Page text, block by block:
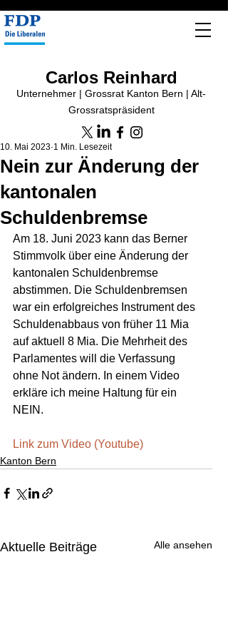
Carlos Reinhard
Unternehmer | Grossrat Kanton Bern | Alt-
Grossratspräsident
Nein zur Änderung der
kantonalen
Schuldenbremse
10. Mai 2023 1 Min. Lesezeit
Am 18. Juni 2023 kann das Berner
Stimmvolk über eine Änderung der
kantonalen Schuldenbremse
abstimmen. Die Schuldenbremsen
war ein erfolgreiches Instrument des
Schuldenabbaus von früher 11 Mia
auf aktuell 8 Mia. Die Mehrheit des
Parlamentes will die Verfassung
ohne Not ändern. In einem Video
erkläre ich meine Haltung für ein
NEIN.
Link zum Video (Youtube)
Kanton Bern
Aktuelle Beiträge Alle ansehen